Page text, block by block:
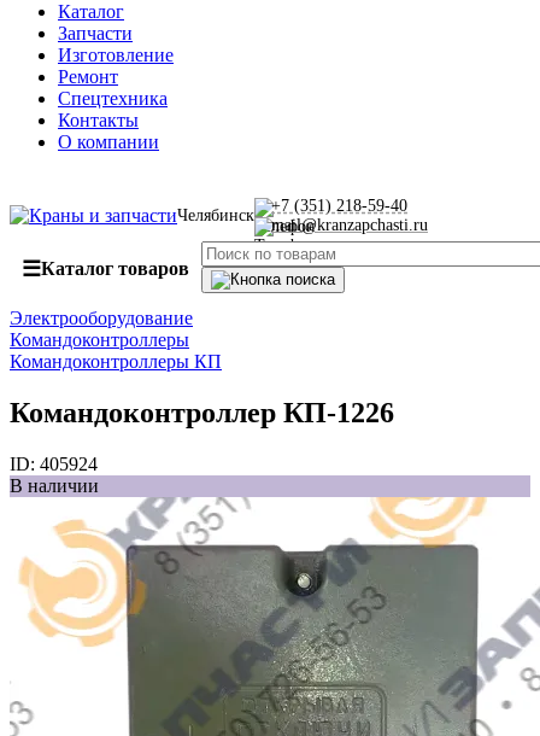
Каталог
Запчасти
Изготовление
Ремонт
Спецтехника
Контакты
О компании
Челябинск
+7 (351) 218-59-40
mail@kranzapchasti.ru
☰Каталог товаров
Электрооборудование
Командоконтроллеры
Командоконтроллеры КП
Командоконтроллер КП-1226
ID: 405924
В наличии